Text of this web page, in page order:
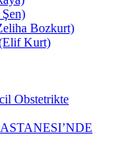
Şen)
Bozkurt)
Kurt)
Obstetrikte